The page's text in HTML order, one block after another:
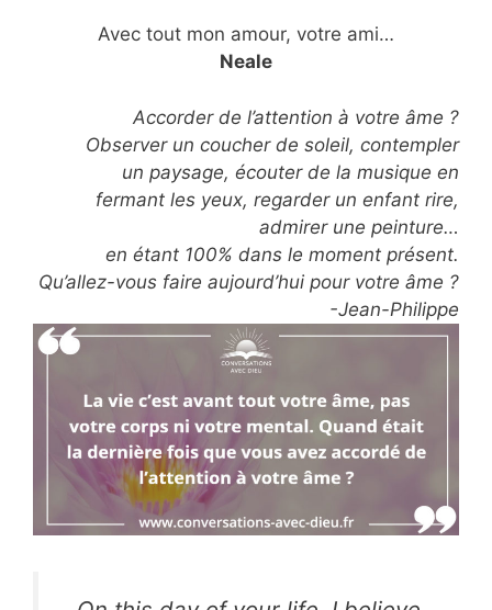
Avec tout mon amour, votre ami…
Neale
Accorder de l’attention à votre âme ?
Observer un coucher de soleil, contempler
un paysage, écouter de la musique en
fermant les yeux, regarder un enfant rire,
admirer une peinture…
en étant 100% dans le moment présent.
Qu’allez-vous faire aujourd’hui pour votre âme ?
-Jean-Philippe